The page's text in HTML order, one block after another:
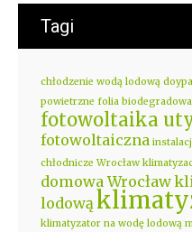
Tagi
chłodzenie wodą lodową
powietrzne folia
fotowoltaika
fotowoltaiczna
chłodnicze Wrocław
domowa Wrocław
lodową
klimatyzator na wodę lodową